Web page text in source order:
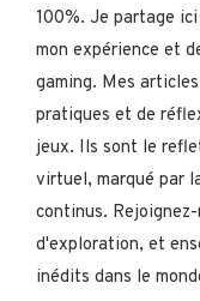
100%. Je partage
mon expérience et
gaming. Mes
pratiques et de
jeux. Ils sont le
virtuel, marqué par
continus.
d'exploration, et
inédits dans le